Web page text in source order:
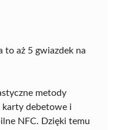
to aż 5 gwiazdek na
metody
karty debetowe i
NFC. Dzięki temu